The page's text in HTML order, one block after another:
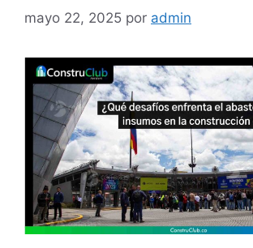
mayo 22, 2025 por admin